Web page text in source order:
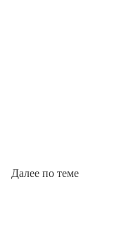
Далее по теме